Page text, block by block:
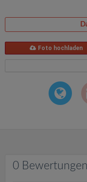
Foto hochladen
0 Bewertungen
n